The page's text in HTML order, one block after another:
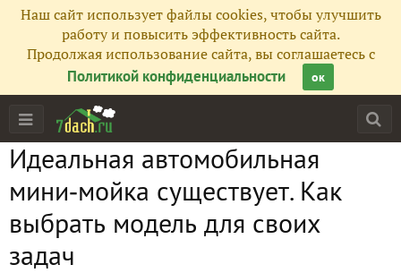
Наш сайт использует файлы cookies, чтобы улучшить
работу и повысить эффективность сайта.
Продолжая использование сайта, вы соглашаетесь с
Политикой конфиденциальности
ок
Идеальная автомобильная
мини‑мойка существует. Как
выбрать модель для своих
задач